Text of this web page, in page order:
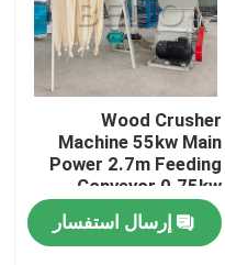
Wood Crusher
Machine 55kw Main
Power 2.7m Feeding
Conveyor 0.75kw
Airlock Motor for
Smooth Wood
Crushing
إرسال استفسار